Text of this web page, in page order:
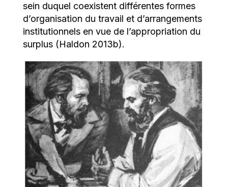
sein duquel coexistent différentes formes
d’organisation du travail et d’arrangements
institutionnels en vue de l’appropriation du
surplus (Haldon 2013b).